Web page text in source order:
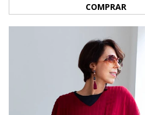
COMPRAR